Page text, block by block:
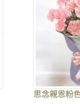
思念親恩粉